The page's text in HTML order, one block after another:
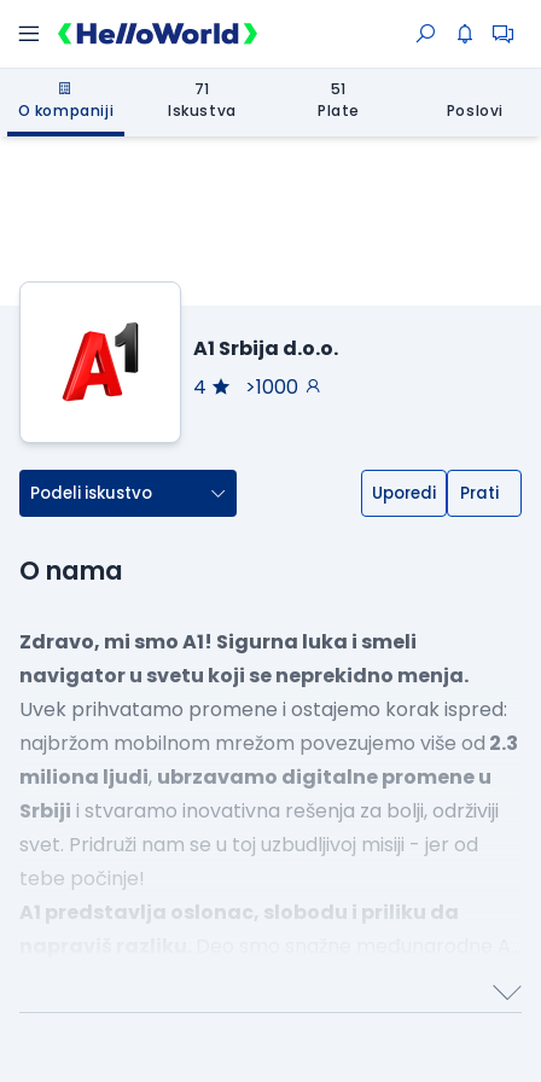
O kompaniji
71
Iskustva
51
Plate
Poslovi
A1 Srbija d.o.o.
4
>1000
Podeli iskustvo Uporedi Prati
O nama
Zdravo, mi smo A1! Sigurna luka i smeli
navigator u svetu koji se neprekidno menja.
Uvek prihvatamo promene i ostajemo korak ispred:
najbržom mobilnom mrežom povezujemo više od 2.3
miliona ljudi, ubrzavamo digitalne promene u
Srbiji i stvaramo inovativna rešenja za bolji, održiviji
svet. Pridruži nam se u toj uzbudljivoj misiji - jer od
tebe počinje!
A1 predstavlja oslonac, slobodu i priliku da
Movil. Verujemo u autentičnost i snagu svakog